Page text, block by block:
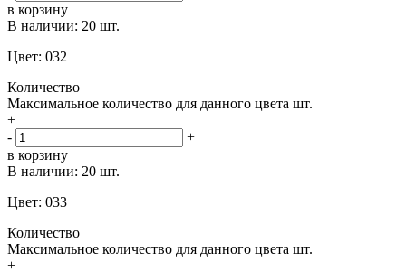
в корзину
В наличии: 20 шт.
Цвет: 032
Количество
Максимальное количество для данного цвета шт.
+
-
+
в корзину
В наличии: 20 шт.
Цвет: 033
Количество
Максимальное количество для данного цвета шт.
+